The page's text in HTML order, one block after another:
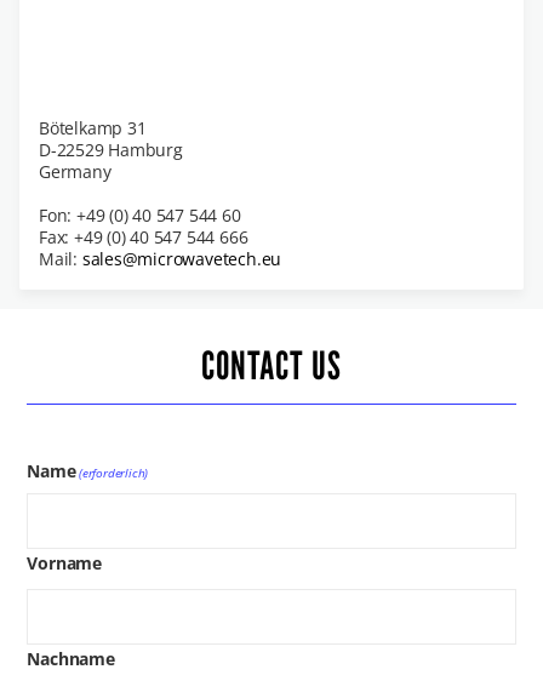
Bötelkamp 31
D-22529 Hamburg
Germany
Fon: +49 (0) 40 547 544 60
Fax: +49 (0) 40 547 544 666
Mail: sales@microwavetech.eu
CONTACT US
Name(erforderlich)
Vorname
Nachname